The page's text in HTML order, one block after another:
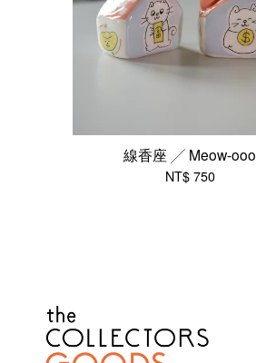
線香座 ╱ Meow-ooo
NT$ 750